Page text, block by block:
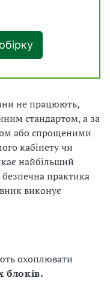
не працюють,
стандартом, а за
або спрощеними
кабінету чи
найбільший
практика
виконує
охоплювати
блоків.